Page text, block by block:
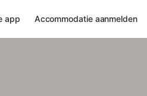
app Accommodatie aanmelden